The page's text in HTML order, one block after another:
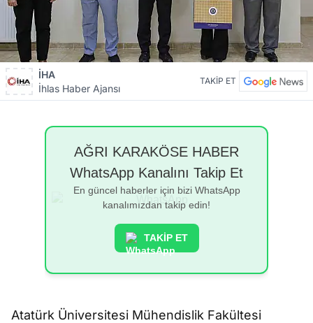
İHA
İhlas Haber Ajansı
TAKİP ET
AĞRI KARAKÖSE HABER
WhatsApp Kanalını Takip Et
En güncel haberler için bizi WhatsApp
kanalımızdan takip edin!
TAKİP ET
Atatürk Üniversitesi Mühendislik Fakültesi